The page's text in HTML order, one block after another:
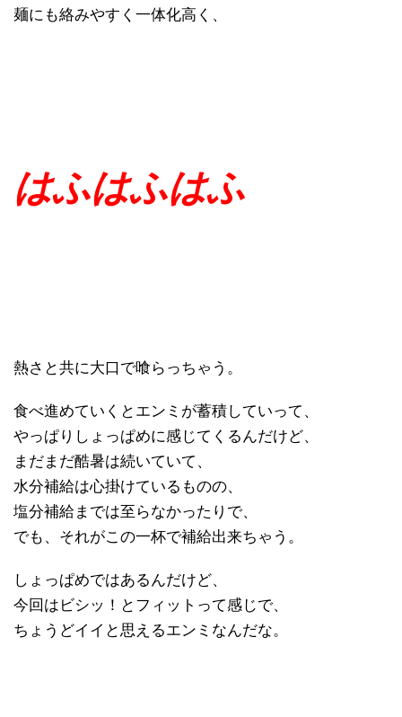
麺にも絡みやすく一体化高く、
はふはふはふ
熱さと共に大口で喰らっちゃう。
食べ進めていくとエンミが蓄積していって、
やっぱりしょっぱめに感じてくるんだけど、
まだまだ酷暑は続いていて、
水分補給は心掛けているものの、
塩分補給までは至らなかったりで、
でも、それがこの一杯で補給出来ちゃう。
しょっぱめではあるんだけど、
今回はビシッ！とフィットって感じで、
ちょうどイイと思えるエンミなんだな。